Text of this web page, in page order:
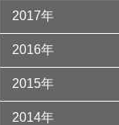
2017年
2016年
2015年
2014年